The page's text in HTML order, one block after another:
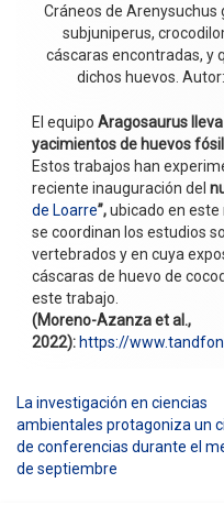
Cráneos de
subjuniperus,
cáscaras encontradas, y
dichos huevos.
El equipo Aragosaurus
yacimientos de huevos
Estos trabajos han
reciente inauguración del
de Loarre”,ubicado en este
se coordinan los estudios
vertebrados y en cuya
cáscaras de huevo de
este trabajo.
(Moreno-Azanza et al.,
2022): https://
Navegación
de
La investigación en ciencias
ambientales protagoniza un
de conferencias durante el
de septiembre